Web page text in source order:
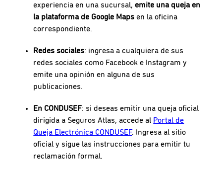
experiencia en una sucursal,emite una queja en
la plataforma de Google Maps en la oficina
correspondiente.
Redes sociales: ingresa a cualquiera de sus
redes sociales como Facebook e Instagram y
emite una opinión en alguna de sus
publicaciones.
En CONDUSEF: si deseas emitir una queja oficial
dirigida a Seguros Atlas, accede al Portal de
Queja Electrónica CONDUSEF. Ingresa al sitio
oficial y sigue las instrucciones para emitir tu
reclamación formal.